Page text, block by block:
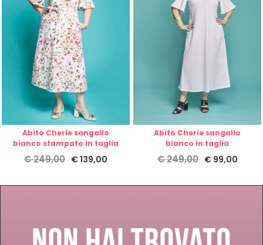
Abito Cherie sangallo
bianco stampato in taglia
€249,00 €139,00
Abito Cherie sangallo
bianco in taglia
€249,00 €99,00